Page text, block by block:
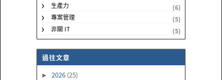
生產力
(6)
專案管理
(5)
非關 IT
(5)
過往文章
► 2026 (25)